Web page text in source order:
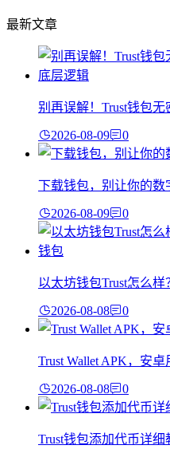
最新文章
别再误解！Trust钱包
2026-08-09 0
下载钱包，别让你的数
2026-08-09 0
以太坊钱包Trust怎么
2026-08-08 0
Trust Wallet APK，安
2026-08-08 0
Trust钱包添加代币详